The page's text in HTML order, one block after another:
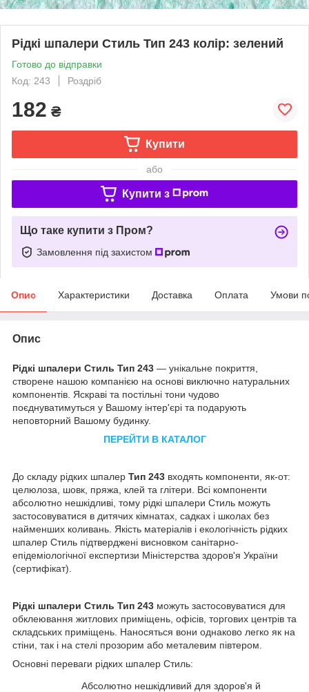
Рідкі шпалери Стиль Тип 243 колір: зелений
Готово до відправки
Код: 243
Роздріб
182 ₴
Купити
або
Купити з
Що таке купити з Пром?
Замовлення під захистом
Опис Характеристики Доставка Оплата Умови
Опис
Рідкі шпалери Стиль Тип 243 — унікальне покриття,
створене нашою компанією на основі виключно натуральних
компонентів. Яскраві та постільні тони чудово
поєднуватимуться у Вашому інтер'єрі та подарують
неповторний Вашому будинку.
ПЕРЕЙТИ В КАТАЛОГ
До складу рідких шпалер Тип 243 входять компоненти, як-от:
целюлоза, шовк, пряжа, клей та глітери. Всі компоненти
абсолютно нешкідливі, тому рідкі шпалери Стиль можуть
застосовуватися в дитячих кімнатах, садках і школах без
найменших коливань. Якість матеріалів і екологічність рідких
шпалер Стиль підтверджені висновком санітарно-
епідеміологічної експертизи Міністерства здоров'я України
(сертифікат).
Рідкі шпалери Стиль Тип 243 можуть застосовуватися для
обклеювання житлових приміщень, офісів, торгових центрів та
складських приміщень. Наносяться вони однаково легко як на
стіни, так і на стелі прозорим або металевим півтером.
Основні переваги рідких шпалер Стиль:
Абсолютно нешкідливий для здоров'я й